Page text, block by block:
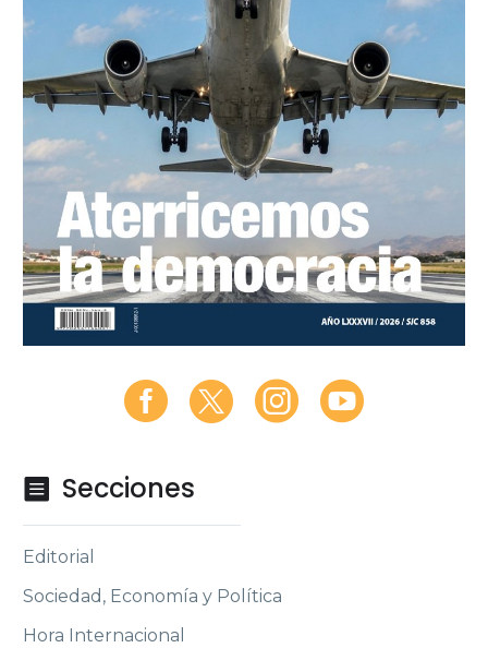
 Secciones
Editorial
Sociedad, Economía y Política
Hora Internacional